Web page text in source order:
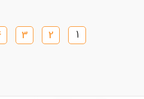
2
3
4